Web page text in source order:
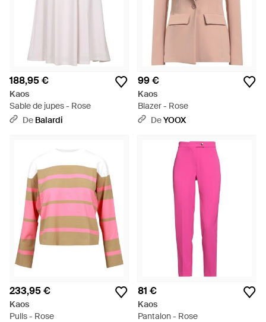
188,95 €
Kaos
Sable de jupes - Rose
De Balardi
99 €
Kaos
Blazer - Rose
DeYOOX
233,95 €
Kaos
Pulls - Rose
81 €
Kaos
Pantalon - Rose